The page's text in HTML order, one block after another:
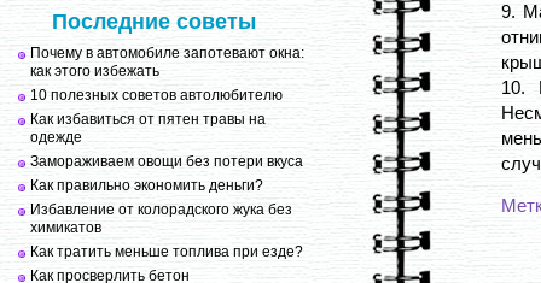
Последние советы
Почему в автомобиле запотевают окна:
как этого избежать
10 полезных советов автолюбителю
Как избавиться от пятен травы на
одежде
Замораживаем овощи без потери вкуса
Как правильно экономить деньги?
Избавление от колорадского жука без
химикатов
Как тратить меньше топлива при езде?
Как просверлить бетон
9.
10.